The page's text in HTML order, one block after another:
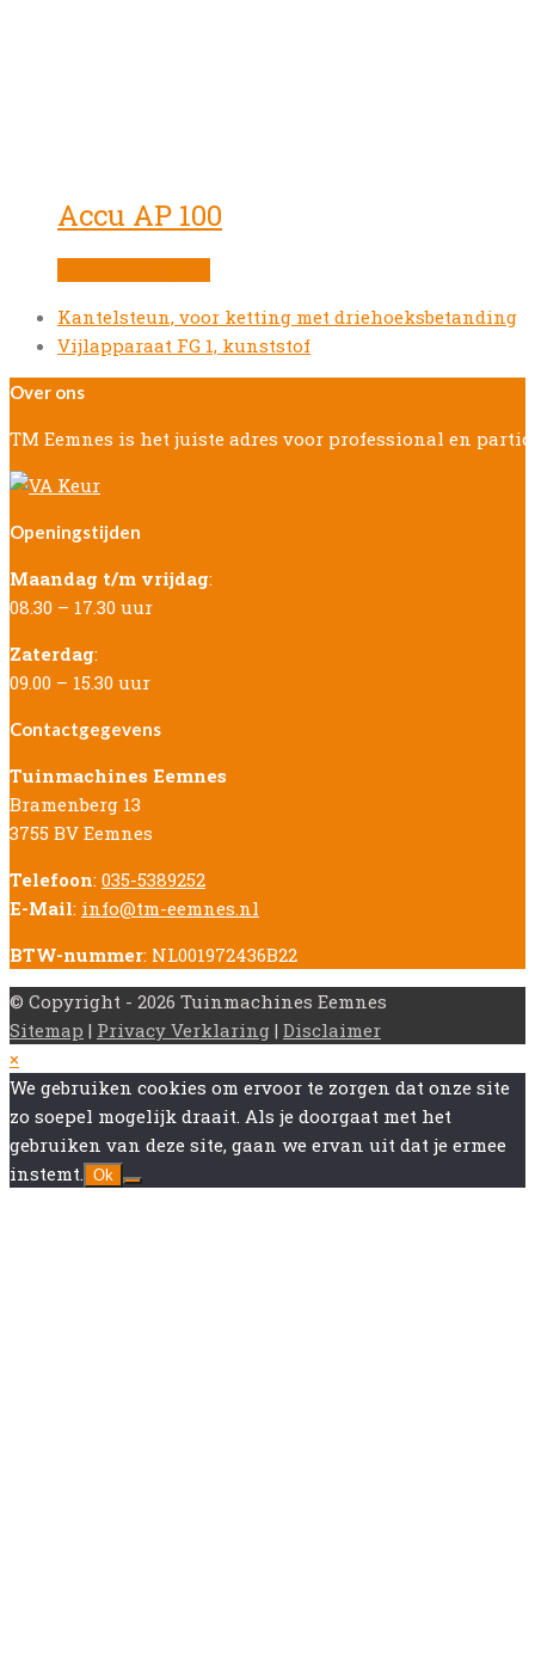
Accu AP 100
previous
post:
Kantelsteun, voor ketting met driehoeksbetanding
next
post:
Vijlapparaat FG 1, kunststof
Over ons
TM Eemnes is het juiste adres voor professional en
Openingstijden
Maandag t/m vrijdag:
08.30 – 17.30 uur
Zaterdag:
09.00 – 15.30 uur
Contactgegevens
Tuinmachines Eemnes
Bramenberg 13
3755 BV Eemnes
Telefoon: 035-5389252
E-Mail: info@tm-eemnes.nl
BTW-nummer: NL001972436B22
© Copyright - 2026 Tuinmachines Eemnes
Sitemap | Privacy Verklaring | Disclaimer
Back
To
Top
×
We gebruiken cookies om ervoor te zorgen dat onze site
zo soepel mogelijk draait. Als je doorgaat met het
gebruiken van deze site, gaan we ervan uit dat je ermee
instemt.
Ok